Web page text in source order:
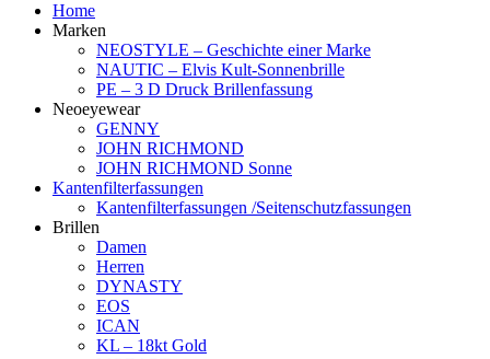
Home
Marken
NEOSTYLE – Geschichte einer Marke
NAUTIC – Elvis Kult-Sonnenbrille
PE – 3 D Druck Brillenfassung
Neoeyewear
GENNY
JOHN RICHMOND
JOHN RICHMOND Sonne
Kantenfilterfassungen
Kantenfilterfassungen /Seitenschutzfassungen
Brillen
Damen
Herren
DYNASTY
EOS
ICAN
KL – 18kt Gold